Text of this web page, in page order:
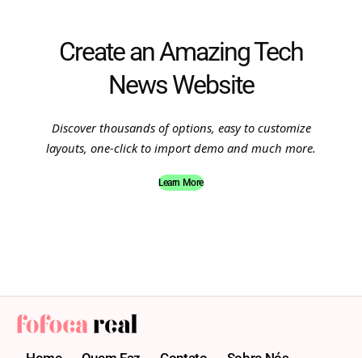
Create an Amazing Tech
News Website
Discover thousands of options, easy to customize
layouts, one-click to import demo and much more.
Learn More